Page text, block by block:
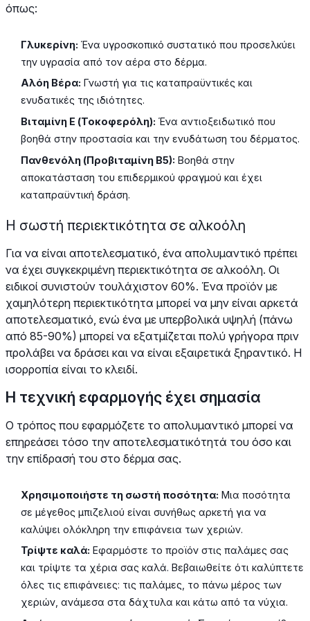
όπως:
Γλυκερίνη: Ένα υγροσκοπικό συστατικό που προσελκύει
την υγρασία από τον αέρα στο δέρμα.
Αλόη Βέρα: Γνωστή για τις καταπραϋντικές και
ενυδατικές της ιδιότητες.
Βιταμίνη Ε (Τοκοφερόλη): Ένα αντιοξειδωτικό που
βοηθά στην προστασία και την ενυδάτωση του δέρματος.
Πανθενόλη (Προβιταμίνη Β5): Βοηθά στην
αποκατάσταση του επιδερμικού φραγμού και έχει
καταπραϋντική δράση.
Η σωστή περιεκτικότητα σε αλκοόλη
Για να είναι αποτελεσματικό, ένα απολυμαντικό πρέπει
να έχει συγκεκριμένη περιεκτικότητα σε αλκοόλη. Οι
ειδικοί συνιστούν τουλάχιστον 60%. Ένα προϊόν με
χαμηλότερη περιεκτικότητα μπορεί να μην είναι αρκετά
αποτελεσματικό, ενώ ένα με υπερβολικά υψηλή (πάνω
από 85-90%) μπορεί να εξατμίζεται πολύ γρήγορα πριν
προλάβει να δράσει και να είναι εξαιρετικά ξηραντικό. Η
ισορροπία είναι το κλειδί.
Η τεχνική εφαρμογής έχει σημασία
Ο τρόπος που εφαρμόζετε το απολυμαντικό μπορεί να
επηρεάσει τόσο την αποτελεσματικότητά του όσο και
την επίδρασή του στο δέρμα σας.
Χρησιμοποιήστε τη σωστή ποσότητα: Μια ποσότητα
σε μέγεθος μπιζελιού είναι συνήθως αρκετή για να
καλύψει ολόκληρη την επιφάνεια των χεριών.
Τρίψτε καλά: Εφαρμόστε το προϊόν στις παλάμες σας
και τρίψτε τα χέρια σας καλά. Βεβαιωθείτε ότι καλύπτετε
όλες τις επιφάνειες: τις παλάμες, το πάνω μέρος των
χεριών, ανάμεσα στα δάχτυλα και κάτω από τα νύχια.